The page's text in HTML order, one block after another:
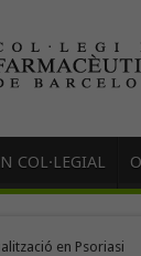
COL·LEGIAL
en Psoriasi